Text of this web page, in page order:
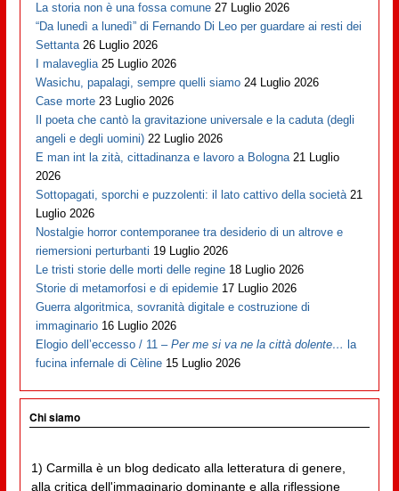
La storia non è una fossa comune 27 Luglio 2026
“Da lunedì a lunedì” di Fernando Di Leo per guardare ai resti dei
Settanta 26 Luglio 2026
I malaveglia 25 Luglio 2026
Wasichu, papalagi, sempre quelli siamo 24 Luglio 2026
Case morte 23 Luglio 2026
Il poeta che cantò la gravitazione universale e la caduta (degli
angeli e degli uomini) 22 Luglio 2026
E man int la zità, cittadinanza e lavoro a Bologna 21 Luglio
2026
Sottopagati, sporchi e puzzolenti: il lato cattivo della società 21
Luglio 2026
Nostalgie horror contemporanee tra desiderio di un altrove e
riemersioni perturbanti 19 Luglio 2026
Le tristi storie delle morti delle regine 18 Luglio 2026
Storie di metamorfosi e di epidemie 17 Luglio 2026
Guerra algoritmica, sovranità digitale e costruzione di
immaginario 16 Luglio 2026
Elogio dell’eccesso / 11 –Per me si va ne la città dolente… la
fucina infernale di Cèline 15 Luglio 2026
Chi siamo
1) Carmilla è un blog dedicato alla letteratura di genere,
alla critica dell'immaginario dominante e alla riflessione